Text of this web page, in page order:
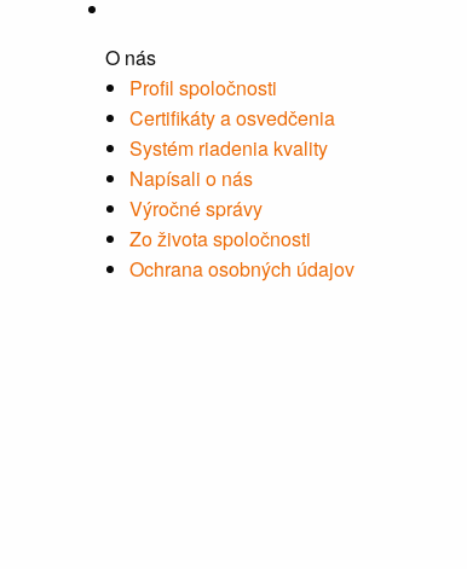
O nás
Profil spoločnosti
Certifikáty a osvedčenia
Systém riadenia kvality
Napísali o nás
Výročné správy
Zo života spoločnosti
Ochrana osobných údajov